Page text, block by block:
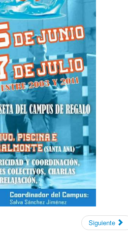
Siguiente